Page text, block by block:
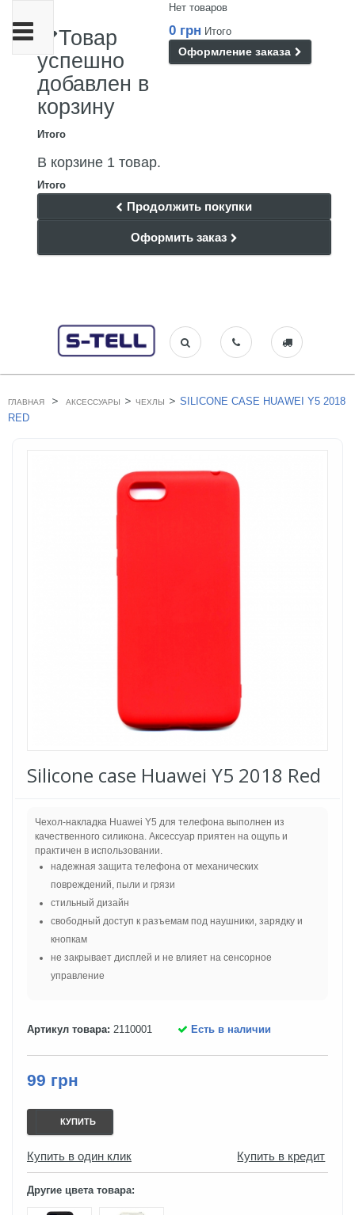
Нет товаров
0 грн Итого
Оформление заказа
Товар
успешно
добавлен в
корзину
Итого
В корзине 1 товар.
Итого
Продолжить покупки
Оформить заказ
Переключить
навигации
ГЛАВНАЯ > АКСЕССУАРЫ > ЧЕХЛЫ > SILICONE CASE HUAWEI Y5 2018
RED
Silicone case Huawei Y5 2018 Red
Чехол-накладка Huawei Y5 для телефона выполнен из
качественного силикона. Аксессуар приятен на ощупь и
практичен в использовании.
надежная защита телефона от механических
повреждений, пыли и грязи
стильный дизайн
свободный доступ к разъемам под наушники, зарядку и
кнопкам
не закрывает дисплей и не влияет на сенсорное
управление
Артикул товара: 2110001 Есть в наличии
99 грн
КУПИТЬ
Купить в один клик Купить в кредит
Другие цвета товара: